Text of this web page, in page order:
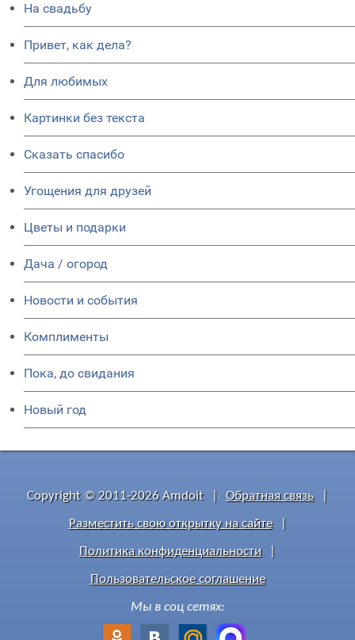
На свадьбу
Привет, как дела?
Для любимых
Картинки без текста
Сказать спасибо
Угощения для друзей
Цветы и подарки
Дача / огород
Новости и события
Комплименты
Пока, до свидания
Новый год
Copyright © 2011-2026 Amdoit Обратная связь
Разместить свою открытку на сайте
Политика конфиденциальности
Пользовательское соглашение
Мы в соц сетях: